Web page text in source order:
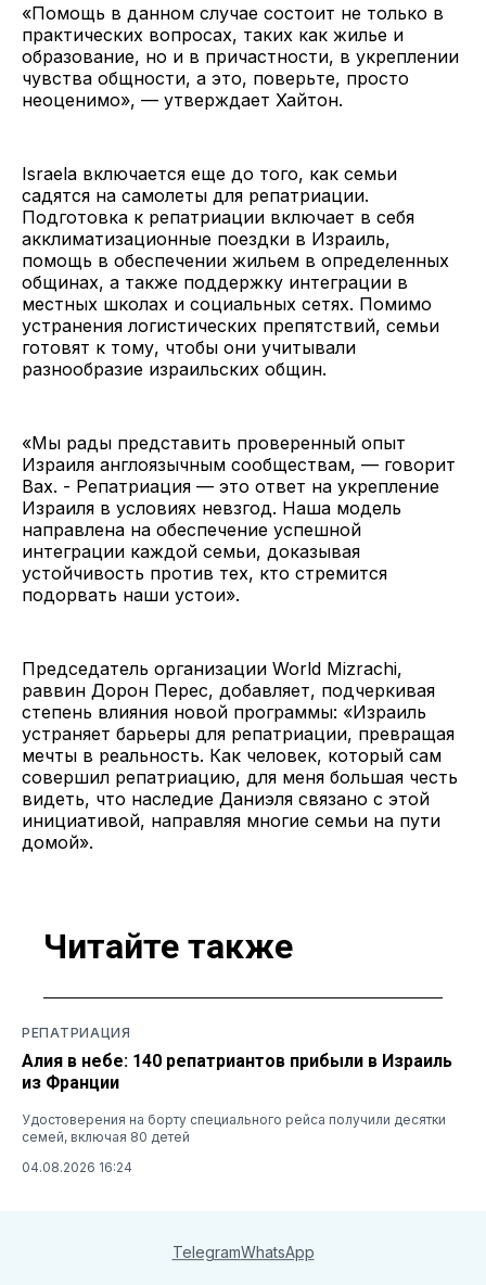
«Помощь в данном случае состоит не только в
практических вопросах, таких как жилье и
образование, но и в причастности, в укреплении
чувства общности, а это, поверьте, просто
неоценимо», — утверждает Хайтон.
Israela включается еще до того, как семьи
садятся на самолеты для репатриации.
Подготовка к репатриации включает в себя
акклиматизационные поездки в Израиль,
помощь в обеспечении жильем в определенных
общинах, а также поддержку интеграции в
местных школах и социальных сетях. Помимо
устранения логистических препятствий, семьи
готовят к тому, чтобы они учитывали
разнообразие израильских общин.
«Мы рады представить проверенный опыт
Израиля англоязычным сообществам, — говорит
Вах. - Репатриация — это ответ на укрепление
Израиля в условиях невзгод. Наша модель
направлена на обеспечение успешной
интеграции каждой семьи, доказывая
устойчивость против тех, кто стремится
подорвать наши устои».
Председатель организации World Mizrachi,
раввин Дорон Перес, добавляет, подчеркивая
степень влияния новой программы: «Израиль
устраняет барьеры для репатриации, превращая
мечты в реальность. Как человек, который сам
совершил репатриацию, для меня большая честь
видеть, что наследие Даниэля связано с этой
инициативой, направляя многие семьи на пути
домой».
Читайте также
РЕПАТРИАЦИЯ
Алия в небе: 140 репатриантов прибыли в Израиль
из Франции
Удостоверения на борту специального рейса получили десятки
семей, включая 80 детей
04.08.2026 16:24
TelegramWhatsApp